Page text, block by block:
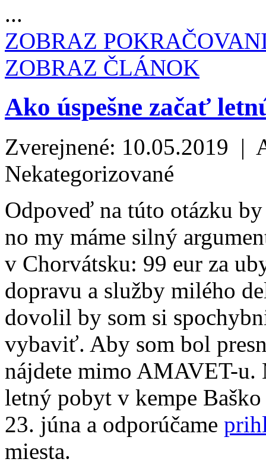
...
ZOBRAZ
ZOBRAZ ČLÁNOK
Ako úspešne začať
Zverejnené: 10.05.2019 |
Nekategorizované
Odpoveď na túto otázku
no my máme silný
v Chorvátsku: 99 eur za
dopravu a služby milého
dovolil by som si
vybaviť. Aby som bol
nájdete mimo AMAVET-u.
letný pobyt v kempe
23. júna a odporúčame
miesta.